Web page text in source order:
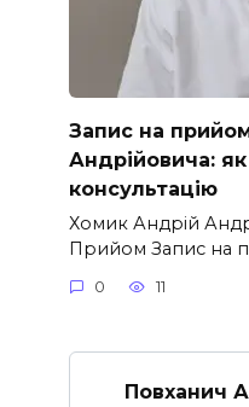
Запис на
Андрійовича:
консультацію
Хомик Андрій
Прийом Запис на
0 11
Повханич